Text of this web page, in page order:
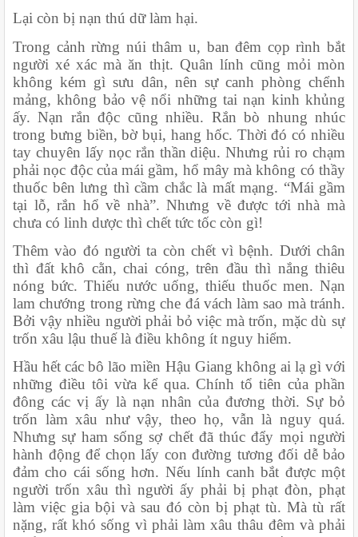
Lại còn bị nạn thú dữ làm hại.
Trong cảnh rừng núi thâm u, ban đêm cọp rình bắt
người xé xác mà ăn thịt. Quân lính cũng mỏi mòn
không kém gì sưu dân, nên sự canh phòng chểnh
mảng, không bảo vệ nổi những tai nạn kinh khủng
ấy. Nạn rắn độc cũng nhiều. Rắn bò nhung nhúc
trong bưng biền, bờ bụi, hang hốc. Thời đó có nhiều
tay chuyên lấy nọc rắn thần diệu. Nhưng rủi ro chạm
phải nọc độc của mái gầm, hổ mây mà không có thầy
thuốc bên lưng thì cầm chắc là mất mạng. “Mái gầm
tại lỗ, rắn hổ về nhà”. Nhưng về được tới nhà mà
chưa có linh dược thì chết tức tốc còn gì!
Thêm vào đó người ta còn chết vì bệnh. Dưới chân
thì đất khô cằn, chai cóng, trên đầu thì nắng thiêu
nóng bức. Thiếu nước uống, thiếu thuốc men. Nạn
lam chướng trong rừng che đá vách làm sao mà tránh.
Bởi vậy nhiều người phải bỏ việc mà trốn, mặc dù sự
trốn xâu lậu thuế là điều không ít nguy hiểm.
Hầu hết các bô lão miền Hậu Giang không ai lạ gì với
những điều tôi vừa kể qua. Chính tổ tiên của phần
đông các vị ấy là nạn nhân của đương thời. Sự bỏ
trốn làm xâu như vậy, theo họ, vẫn là nguy quá.
Nhưng sự ham sống sợ chết đã thúc đẩy mọi người
hành động để chọn lấy con đường tương đối dễ bảo
đảm cho cái sống hơn. Nếu lính canh bắt được một
người trốn xâu thì người ấy phải bị phạt đòn, phạt
làm việc gia bội và sau đó còn bị phạt tù. Mà tù rất
nặng, rất khó sống vì phải làm xâu thâu đêm và phải